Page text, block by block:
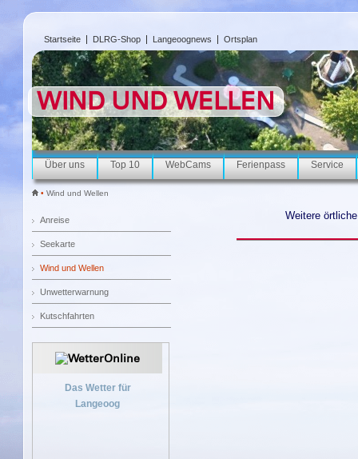
Startseite DLRG-Shop Langeoognews Ortsplan
WIND UND WELLEN
Über uns Top 10 WebCams Ferienpass Service
• Wind und Wellen
Anreise
Seekarte
Wind und Wellen
Unwetterwarnung
Kutschfahrten
Das Wetter für
Langeoog
Weitere